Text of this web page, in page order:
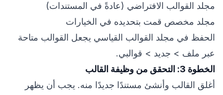
مجلد القوالب الافتراضي (عادةً في المستندات)
مجلد مخصص قمت بتحديده في الخيارات
الحفظ في مجلد القوالب القياسي يجعل القوالب متاحة
عبر ملف > جديد > قوالبي.
الخطوة 3: التحقق من وظيفة القالب
أغلق القالب وأنشئ مستندًا جديدًا منه. يجب أن يظهر